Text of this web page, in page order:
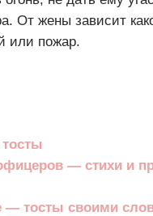
От жены зависит
или пожар.
— стихи и
— тосты своими